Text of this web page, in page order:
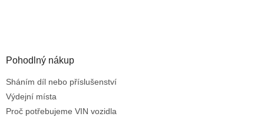
Pohodlný nákup
Sháním díl nebo příslušenství
Výdejní místa
Proč potřebujeme VIN vozidla